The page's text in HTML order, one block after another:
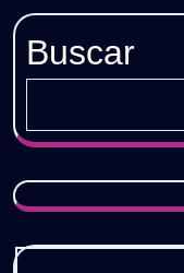
Buscar